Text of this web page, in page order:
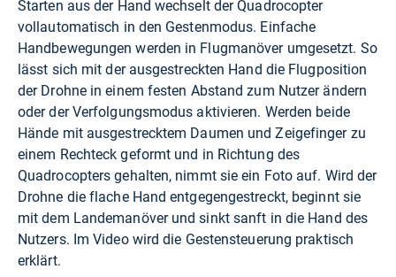
Starten aus der Hand wechselt der Quadrocopter
vollautomatisch in den Gestenmodus. Einfache
Handbewegungen werden in Flugmanöver umgesetzt. So
lässt sich mit der ausgestreckten Hand die Flugposition
der Drohne in einem festen Abstand zum Nutzer ändern
oder der Verfolgungsmodus aktivieren. Werden beide
Hände mit ausgestrecktem Daumen und Zeigefinger zu
einem Rechteck geformt und in Richtung des
Quadrocopters gehalten, nimmt sie ein Foto auf. Wird der
Drohne die flache Hand entgegengestreckt, beginnt sie
mit dem Landemanöver und sinkt sanft in die Hand des
Nutzers. Im Video wird die Gestensteuerung praktisch
erklärt.